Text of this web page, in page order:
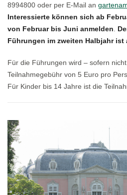
8994800 oder per E-Mail an
Interessierte können sich ab
von Februar bis Juni anmelden
Führungen im zweiten Halbjahr ist
Für die Führungen wird – sofern
Teilnahmegebühr von 5 Euro pro
Für Kinder bis 14 Jahre ist die